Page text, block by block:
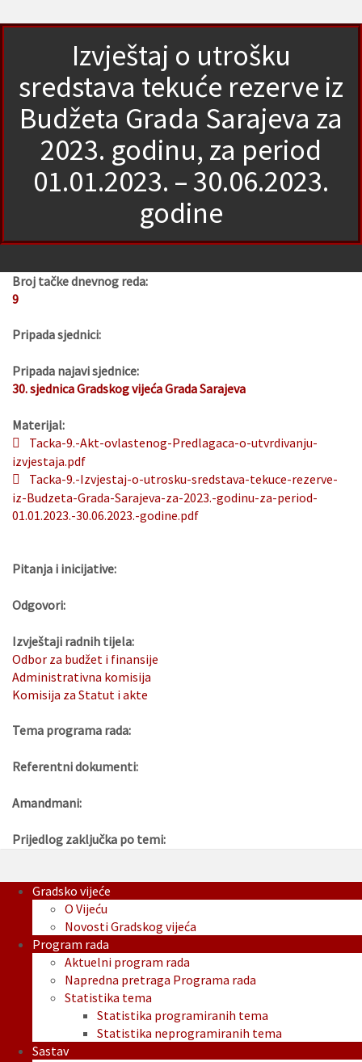
Izvještaj o utrošku
sredstava tekuće rezerve iz
Budžeta Grada Sarajeva za
2023. godinu, za period
01.01.2023. – 30.06.2023.
godine
Broj tačke dnevnog reda:
9
Pripada sjednici:
Pripada najavi sjednice:
30. sjednica Gradskog vijeća Grada Sarajeva
Materijal:
Tacka-9.-Akt-ovlastenog-Predlagaca-o-utvrdivanju-
izvjestaja.pdf
Tacka-9.-Izvjestaj-o-utrosku-sredstava-tekuce-rezerve-
iz-Budzeta-Grada-Sarajeva-za-2023.-godinu-za-period-
01.01.2023.-30.06.2023.-godine.pdf
Pitanja i inicijative:
Odgovori:
Izvještaji radnih tijela:
Odbor za budžet i finansije
Administrativna komisija
Komisija za Statut i akte
Tema programa rada:
Referentni dokumenti:
Amandmani:
Prijedlog zaključka po temi:
Gradsko vijeće
O Vijeću
Novosti Gradskog vijeća
Program rada
Aktuelni program rada
Napredna pretraga Programa rada
Statistika tema
Statistika programiranih tema
Statistika neprogramiranih tema
Sastav